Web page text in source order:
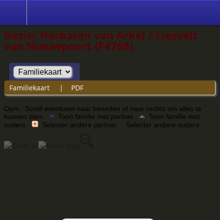
Gezin: Herbaren van Arkel / Liesvelt
van Nieuwpoort (F4768)
Familiekaart | PDF
Opm.: Scroll eventueel naar beneden of naar rechts om alles te
kunnen zien.
Toon familie met partner
Toon familie met
ouders
Selecter andere partner Selecter andere ouders